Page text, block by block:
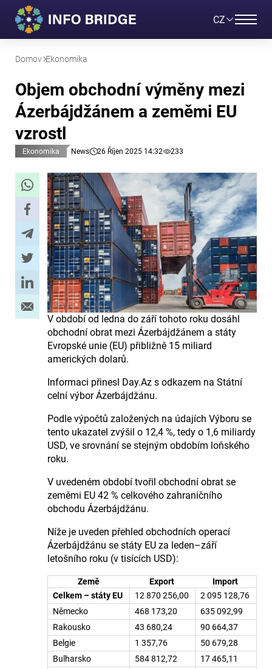
CZ
Domov Ekonomika
Objem obchodní výměny mezi
Ázerbájdžánem a zeměmi EU
vzrostl
Ekonomika News 26 Říjen 2025 14:32 233
V období od ledna do září tohoto roku dosáhl
obchodní obrat mezi Ázerbájdžánem a státy
Evropské unie (EU) přibližně 15 miliard
amerických dolarů.
Informaci přinesl Day.Az s odkazem na Státní
celní výbor Ázerbájdžánu.
Podle výpočtů založených na údajích Výboru se
tento ukazatel zvýšil o 12,4 %, tedy o 1,6 miliardy
USD, ve srovnání se stejným obdobím loňského
roku.
V uvedeném období tvořil obchodní obrat se
zeměmi EU 42 % celkového zahraničního
obchodu Ázerbájdžánu.
Níže je uveden přehled obchodních operací
Ázerbájdžánu se státy EU za leden–září
letošního roku (v tisících USD):
Země Export
Import
Celkem – státy EU
12 870 256,00
2 095 128,76
Německo
468 173,20
635 092,99
Rakousko
43 680,24
90 664,37
Belgie
1 357,76
50 679,28
Bulharsko
584 812,72
17 465,11